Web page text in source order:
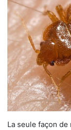
La seule façon